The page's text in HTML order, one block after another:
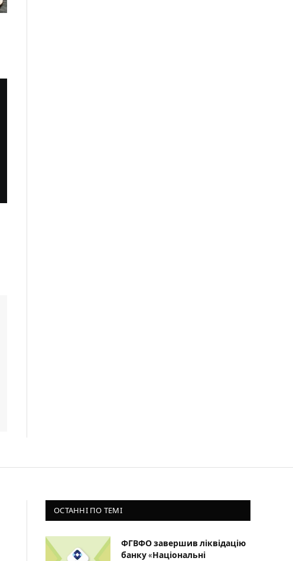
ОСТАННІ ПО ТЕМІ
ФГВФО завершив ліквідацію
банку «Національні